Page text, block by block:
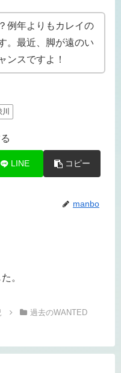
例年よりもカレイの
。最近、脚が遠のい
ンスですよ！
LINE コピー
manbo
。
過去のWANTED